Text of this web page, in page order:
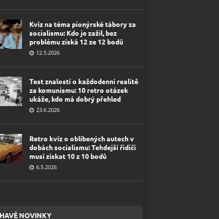
Kvíz na téma pionýrské tábory za
socialismu: Kdo je zažil, bez
problému získá 12 ze 12 bodů
12.5.2026
Test znalostí o každodenní realitě
za komunismu: 10 retro otázek
ukáže, kdo má dobrý přehled
23.6.2026
Retro kvíz o oblíbených autech v
dobách socialismu: Tehdejší řidiči
musí získat 10 z 10 bodů
6.5.2026
NOVINKY